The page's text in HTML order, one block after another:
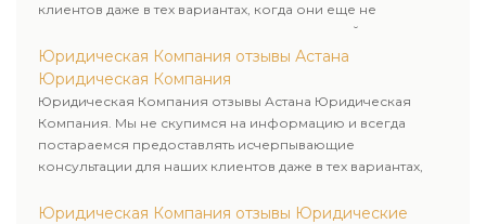
клиентов даже в тех вариантах, когда они еще не
пользовались юридическими услугами нашей компании.
Юридическая Компания отзывы Астана
Юридическая Компания
Юридическая Компания отзывы Астана Юридическая
Компания. Мы не скупимся на информацию и всегда
постараемся предоставлять исчерпывающие
консультации для наших клиентов даже в тех вариантах,
нашей компании.
Юридическая Компания отзывы Юридические